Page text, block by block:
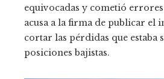
equivocadas y cometió
acusa a la firma de publicar el
cortar las pérdidas que estaba
posiciones bajistas.